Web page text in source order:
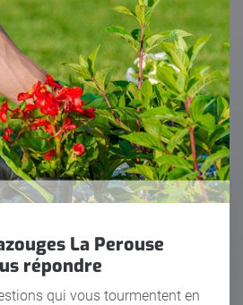
La Perouse
répondre
qui vous tourmentent en